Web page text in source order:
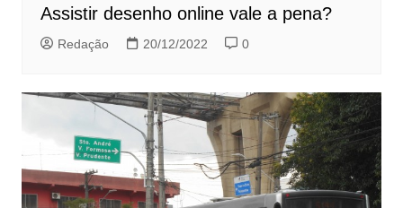
Assistir desenho online vale a pena?
Redação 20/12/2022 0